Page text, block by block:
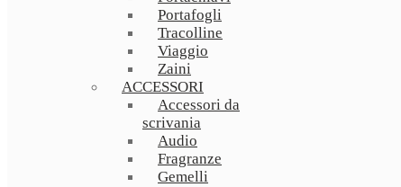
Portafogli
Tracolline
Viaggio
Zaini
ACCESSORI
Accessori da
scrivania
Audio
Fragranze
Gemelli